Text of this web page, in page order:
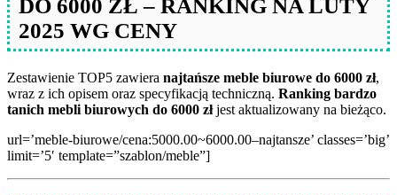
DO 6000 ZŁ – RANKING NA LUTY
2025 WG CENY
Zestawienie TOP5 zawiera najtańsze meble biurowe do 6000 zł,
wraz z ich opisem oraz specyfikacją techniczną. Ranking bardzo
tanich mebli biurowych do 6000 złjest aktualizowany na bieżąco.
url=’meble-biurowe/cena:5000.00~6000.00–najtansze’ classes=’big’
limit=’5′ template=”szablon/meble”]